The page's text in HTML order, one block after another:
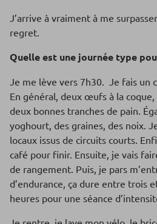
J’arrive à vraiment à me
regret.
Quelle est une journée type
Je me lève vers 7h30. Je fais un
En général, deux œufs à la
deux bonnes tranches de pain.
yoghourt, des graines, des noix.
locaux issus de circuits courts.
café pour finir. Ensuite, je vais
de rangement. Puis, je pars
d’endurance, ça dure entre trois
heures pour une séance